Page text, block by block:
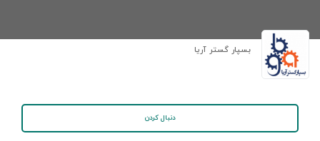
بسپار گستر آریا
دنبال کردن